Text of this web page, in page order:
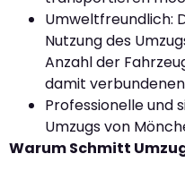
Umweltfreundlich:
Nutzung des
Anzahl der
damit
Professionelle und
Umzugs von
Warum Schmitt